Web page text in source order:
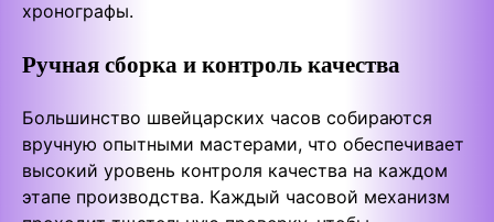
хронографы.
Ручная сборка и контроль качества
Большинство швейцарских часов собираются
вручную опытными мастерами, что обеспечивает
высокий уровень контроля качества на каждом
этапе производства. Каждый часовой механизм